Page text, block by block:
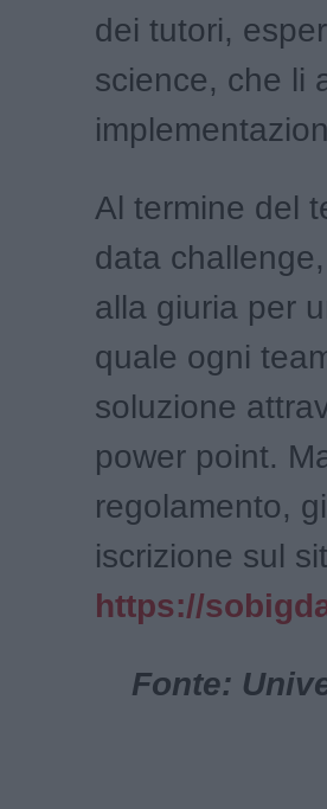
dei tutori,
science, che li
Al termine del
data
alla giuria per
quale ogni
soluzione
power point.
regolamento,
iscrizione sul
https://
Fonte: